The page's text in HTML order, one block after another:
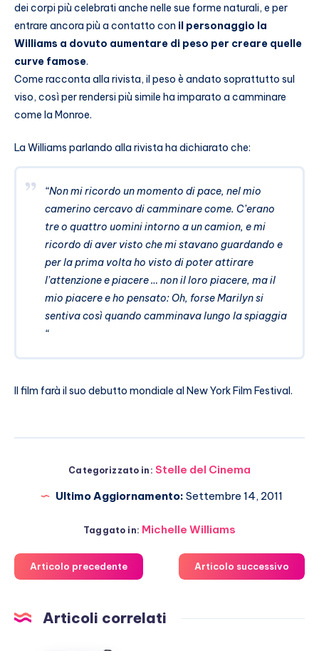
dei corpi più celebrati anche nelle sue forme naturali, e per
entrare ancora più a contatto con il personaggio la
Williams a dovuto aumentare di peso per creare quelle
curve famose.
Come racconta alla rivista, il peso è andato soprattutto sul
viso, così per rendersi più simile ha imparato a camminare
come la Monroe.
La Williams parlando alla rivista ha dichiarato che:
“Non mi ricordo un momento di pace, nel mio
camerino cercavo di camminare come. C’erano
tre o quattro uomini intorno a un camion, e mi
ricordo di aver visto che mi stavano guardando e
per la prima volta ho visto di poter attirare
l’attenzione e piacere … non il loro piacere, ma il
mio piacere e ho pensato: Oh, forse Marilyn si
sentiva così quando camminava lungo la spiaggia
“
Il film farà il suo debutto mondiale al New York Film Festival.
Categorizzato in: Stelle del Cinema
Ultimo Aggiornamento: Settembre 14, 2011
Taggato in: Michelle Williams
Articolo precedente Articolo successivo
Articoli correlati